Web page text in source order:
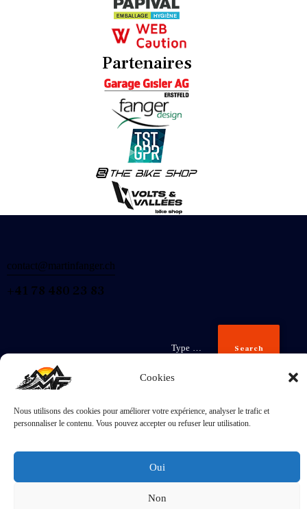
Cookies
Nous utilisons des cookies pour améliorer votre expérience, analyser le trafic et
personnaliser le contenu. Vous pouvez accepter ou refuser leur utilisation.
Oui
Non
Partenaires
contact@martinfanger.ch
+41 78 480 23 83
Search
Inscris-
toi
J'accepte laPolitique de confidentialité.